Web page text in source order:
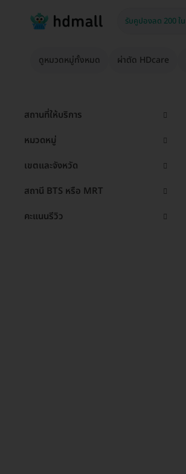
ดูหมวดหมู่ทั้งหมด ผ่าตัด HDcare
สถานที่ให้บริการ
หมวดหมู่
เขตและจังหวัด
สถานี BTS หรือ MRT
คะแนนรีวิว